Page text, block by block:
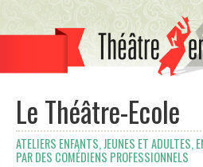
Le Théâtre-Ecole
ATELIERS ENFANTS, JEUNES ET ADULTES,
PAR DES COMÉDIENS PROFESSIONNELS